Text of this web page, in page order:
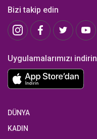
Bizi takip edin
Uygulamalarımızı indirin
DÜNYA
KADIN